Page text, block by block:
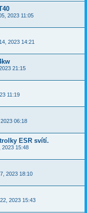
2023 11:05
2023 14:21
21:15
11:19
06:18
ESR svítí.
2023 15:48
2023 18:10
2023 15:43